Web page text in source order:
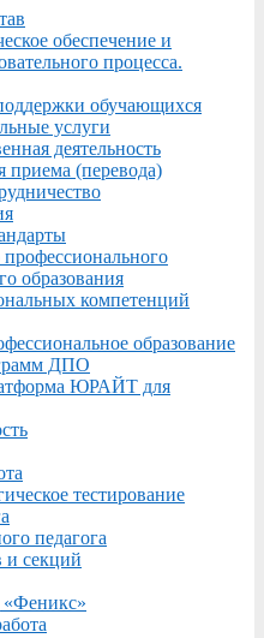
обеспечение и
процесса.
обучающихся
услуги
деятельность
приема (перевода)
образования
компетенций
образование
ДПО
ЮРАЙТ для
тестирование
педагога
и секций
«Феникс»